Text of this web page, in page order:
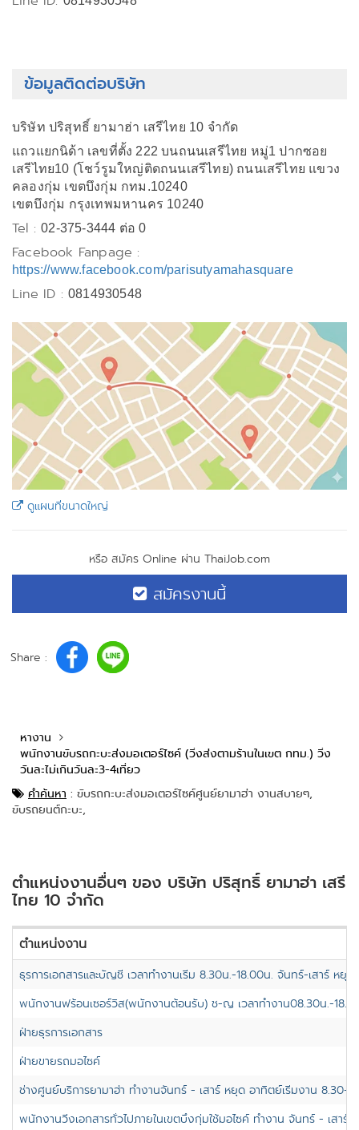
ข้อมูลติดต่อบริษัท
บริษัท ปริสุทธิ์ ยามาฮ่า เสรีไทย 10 จำกัด
แถวแยกนิด้า เลขที่ตั้ง 222 บนถนนเสรีไทย หมู่1 ปากซอย
เสรีไทย10 (โชว์รูมใหญ่ติดถนนเสรีไทย) ถนนเสรีไทย แขวง
คลองกุ่ม เขตบึงกุ่ม กทม.10240
เขตบึงกุ่ม กรุงเทพมหานคร 10240
Tel :02-375-3444 ต่อ 0
Facebook Fanpage :
https://www.facebook.com/parisutyamahasquare
Line ID : 0814930548
ดูแผนที่ขนาดใหญ่
หรือ สมัคร Online ผ่าน ThaiJob.com
สมัครงานนี้
Share :
หางาน
พนักงานขับรถกะบะส่งมอเตอร์ไซค์ (วิ่งส่งตามร้านในเขต กทม.) วิ่ง
วันละไม่เกินวันละ3-4เที่ยว
คำค้นหา : ขับรถกะบะส่งมอเตอร์ไซค์ศูนย์ยามาฮ่า งานสบายๆ,
ขับรถยนต์กะบะ,
ตำแหน่งงานอื่นๆ ของ บริษัท ปริสุทธิ์ ยามาฮ่า เสรี
ไทย 10 จำกัด
ตำแหน่งงาน
ธุรการเอกสารและบัญชี เวลาทำงานเริ่ม 8.30น.-18.00น. จันทร์-เสาร์ หยุ
พนักงานฟร้อนเซอร์วิส(พนักงานต้อนรับ) ช-ญ เวลาทำงาน08.30น.-
ฝ่ายธุรการเอกสาร
ฝ่ายขายรถมอไซค์
ช่างศูนย์บริการยามาฮ่า ทำงานจันทร์ - เสาร์ หยุด อาทิตย์เริ่มงาน 8.30-
พนักงานวิ่งเอกสารทั่วไปภายในเขตบึงกุ่มใช้มอไซค์ ทำงาน จันทร์ - เสา